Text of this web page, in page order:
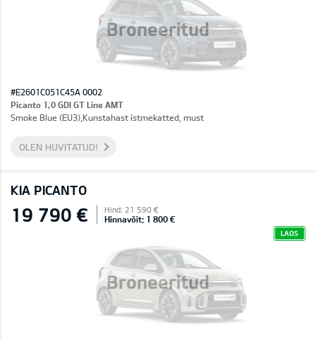
Broneeritud
#E2601C051C45A 0002
Picanto 1,0 GDI GT Line AMT
Smoke Blue (EU3),Kunstahast istmekatted, must
OLEN HUVITATUD!
KIA PICANTO
Broneeritud
19 790 € Hind: 21 590 €
Hinnavõit: 1 800 €
LAOS